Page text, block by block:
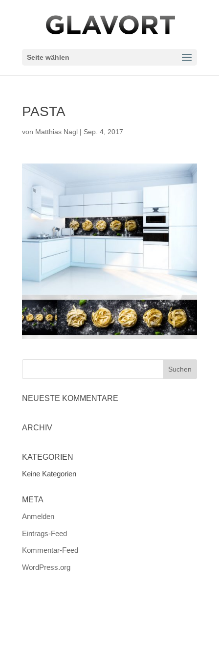
Seite wählen
PASTA
von Matthias Nagl| Sep. 4, 2017
NEUESTE KOMMENTARE
ARCHIV
KATEGORIEN
Keine Kategorien
META
Anmelden
Eintrags-Feed
Kommentar-Feed
WordPress.org